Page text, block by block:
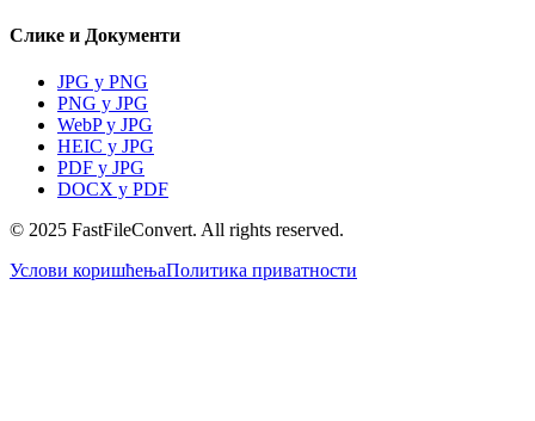
Слике и Документи
JPG у PNG
PNG у JPG
WebP у JPG
HEIC у JPG
PDF у JPG
DOCX у PDF
© 2025 FastFileConvert. All rights reserved.
Услови коришћењаПолитика приватности